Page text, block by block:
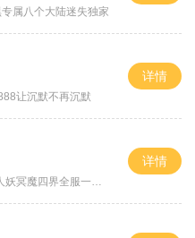
属八个大陆迷失独家
让沉默不再沉默
详情
冥魔四界全服一切靠
详情